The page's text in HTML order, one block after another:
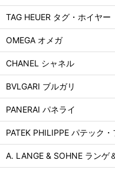
TAG HEUER タグ・ホイヤー
OMEGA オメガ
CHANEL シャネル
BVLGARI ブルガリ
PANERAI パネライ
PATEK PHILIPPE パテック
A. LANGE & SOHNE ランゲ